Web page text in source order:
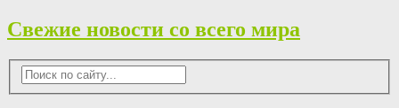
Свежие новости со всего мира